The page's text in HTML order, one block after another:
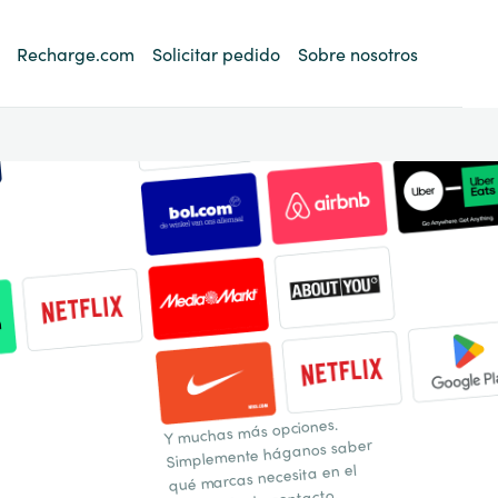
Recharge.com Solicitar pedido Sobre nosotros
Y muchas más opciones.
Simplemente háganos saber
qué marcas necesita en el